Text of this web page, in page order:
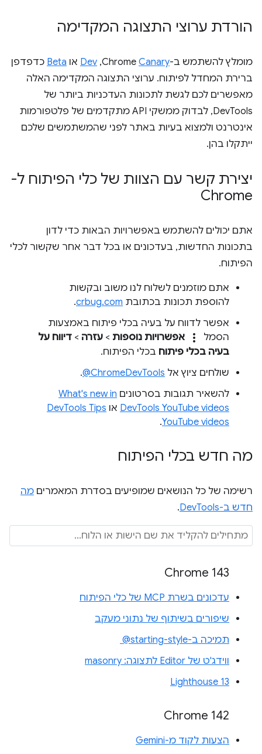
הורדת ערוצי התצוגה המקדימה
מומלץ להשתמש ב-ChromeCanary
,‏
Dev או Beta כדפדפן
ברירת המחדל לפיתוח. ערוצי התצוגה המקדימה האלה
מאפשרים לכם לגשת לתכונות העדכניות ביותר של
DevTools, לבדוק ממשקי API מתקדמים של פלטפורמות
אינטרנט ולמצוא בעיות באתר לפני שהמשתמשים שלכם
ייתקלו בהן.
יצירת קשר עם הצוות של כלי הפיתוח ל-
Chrome
אתם יכולים להשתמש באפשרויות הבאות כדי לדון
בתכונות החדשות, בעדכונים או בכל דבר אחר שקשור לכלי
הפיתוח.
אתם מוזמנים לשלוח לנו משוב ובקשות
להוספת תכונות בכתובת crbug.com
.
אפשר לדווח על בעיה בכלי פיתוח באמצעות
הסמל
more_vert אפשרויות נוספות > עזרה > דיווח על
בעיה בכלי פיתוח בכלי הפיתוח.
שולחים ציוץ אל ‎@ChromeDevTools
.
להשאיר תגובות בסרטונים What's new in
DevTools YouTube videos או DevTools Tips
YouTube videos
.
מה חדש בכלי הפיתוח
רשימה של כל הנושאים שמופיעים בסדרת המאמרים מה
חדש ב-DevTools
.
Chrome 143
עדכונים בשרת MCP של כלי הפיתוח
שיפורים בשיתוף של נתוני מעקב
תמיכה ב-‎ @starting-style
ווידג'ט של Editor לתצוגה: masonry
Lighthouse 13
Chrome 142
הצעות לקוד מ-Gemini